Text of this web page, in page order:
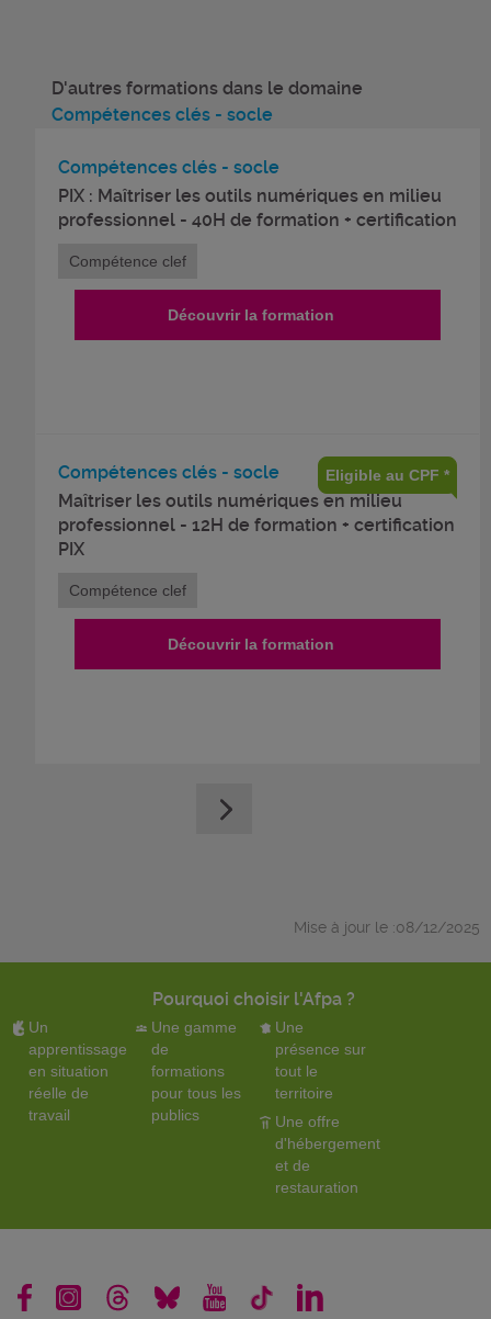
D'autres formations dans le domaine
Compétences clés - socle
Compétences clés - socle
PIX : Maîtriser les outils numériques en milieu
professionnel - 40H de formation + certification
Compétence clef
Découvrir la formation
Compétences clés - socle
Maîtriser les outils numériques en milieu
professionnel - 12H de formation + certification
PIX
Eligible au CPF *
Compétence clef
Découvrir la formation
Mise à jour le :08/12/2025
Pourquoi choisir l'Afpa ?
Un
apprentissage
en situation
réelle de
travail
Une gamme
de
formations
pour tous les
publics
Une
présence sur
tout le
territoire
Une offre
d'hébergement
et de
restauration